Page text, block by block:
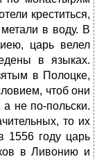
креститься,
метали в воду. В
царь велел
в языках.
в Полоцке,
чтоб они
а не по-польски.
то их
1556 году царь
в Ливонию и